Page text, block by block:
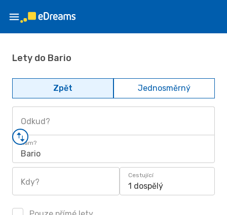
Lety do Bario
Zpět Jednosměrný
Odkud?
Kam?
Bario
Kdy?
Cestující
1 dospělý